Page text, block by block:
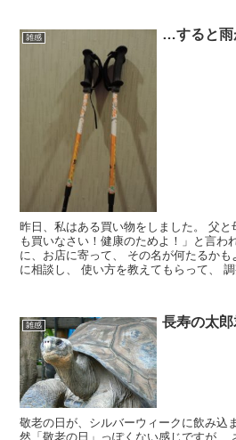
雑感 …すると雨
昨日、私はある買い物をしました。 父
も買いなさい！健康のためよ！」と言わ
に、お店に寄って、 その名が何たるか
に相談し、 使い方を教えてもらって、 調
雑感 長寿の太郎
敬老の日が、シルバーウィークに飲み込
然「敬老の日」っぽくない感じですが、